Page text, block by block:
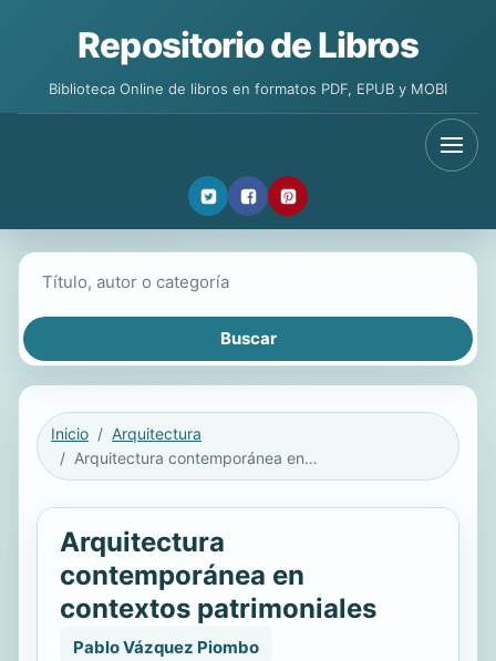
Repositorio de Libros
Biblioteca Online de libros en formatos PDF, EPUB y MOBI
Inicio
Arquitectura
Arquitectura contemporánea en contextos patrimoniales
Arquitectura
contemporánea en
contextos patrimoniales
Pablo Vázquez Piombo